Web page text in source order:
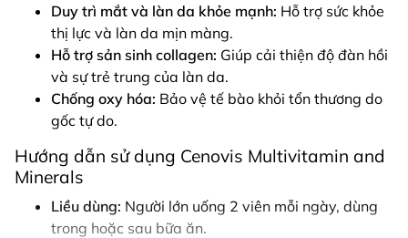
Duy trì mắt và làn da khỏe mạnh: Hỗ trợ sức khỏe
thị lực và làn da mịn màng.
Hỗ trợ sản sinh collagen: Giúp cải thiện độ đàn hồi
và sự trẻ trung của làn da.
Chống oxy hóa: Bảo vệ tế bào khỏi tổn thương do
gốc tự do.
Hướng dẫn sử dụng Cenovis Multivitamin and
Minerals
Liều dùng: Người lớn uống 2 viên mỗi ngày, dùng
trong hoặc sau bữa ăn.